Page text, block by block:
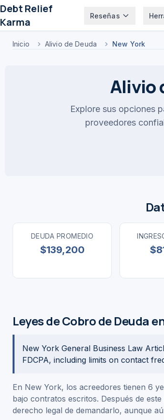
Debt Relief
Karma
Reseñas
Inicio Alivio de Deuda New York
Alivio
Explore sus opciones
proveedores
DEUDA PROMEDIO
$139,200
Leyes de Cobro de Deuda
New York General Business Law
FDCPA, including limits on contact
En New York, los acreedores tienen 6
bajo contratos escritos. Después de
derecho legal de demandarlo, aunque